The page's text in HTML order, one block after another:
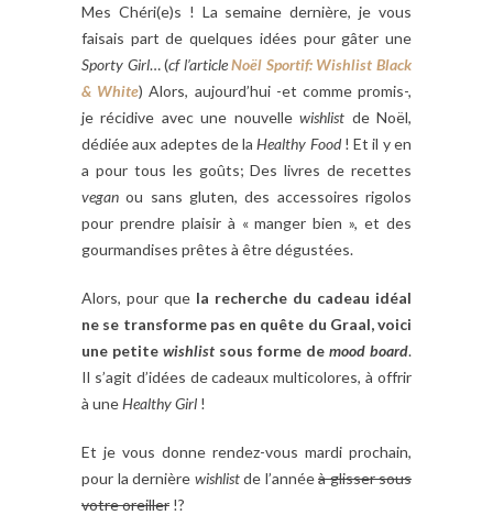
Mes Chéri(e)s ! La semaine dernière, je vous
faisais part de quelques idées pour gâter une
Sporty Girl… (cf l’articleNoël Sportif: Wishlist Black
& White) Alors, aujourd’hui -et comme promis-,
je récidive avec une nouvellewishlist de Noël,
dédiée aux adeptes de laHealthy Food! Et il y en
a pour tous les goûts; Des livres de recettes
vegan ou sans gluten, des accessoires rigolos
pour prendre plaisir à « manger bien », et des
gourmandises prêtes à être dégustées.
Alors, pour que la recherche du cadeau idéal
ne se transforme pas en quête du Graal, voici
une petite wishlist sous forme de mood board.
Il s’agit d’idées de cadeaux multicolores, à offrir
à uneHealthy Girl !
Et je vous donne rendez-vous mardi prochain,
pour la dernière wishlistde l’annéeà glisser sous
votre oreiller !?